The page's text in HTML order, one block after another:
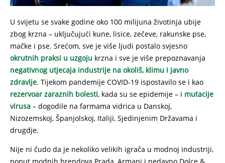
U svijetu se svake godine oko 100 milijuna životinja ubije
zbog krzna – uključujući kune, lisice, zečeve, rakunske pse,
mačke i pse. Srećom, sve je više ljudi postalo svjesno
okrutnih praksi u uzgoju krzna i sve je više prepoznavanja
negativnog utjecaja industrije na okoliš, klimu i javno
zdravlje. Tijekom pandemije COVID-19 ispostavilo se i kao
rezervoar zaraznih bolesti, kada su se epidemije – i mutacije
virusa – dogodile na farmama vidrica u Danskoj,
Nizozemskoj, Španjolskoj, Italiji, Sjedinjenim Državama i
drugdje.
Nije ni čudo da je nekoliko velikih igrača u modnoj industriji,